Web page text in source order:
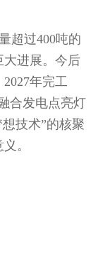
超过400吨的
大进展。今后
2027年完工
合发电点亮灯
技术”的核聚
。